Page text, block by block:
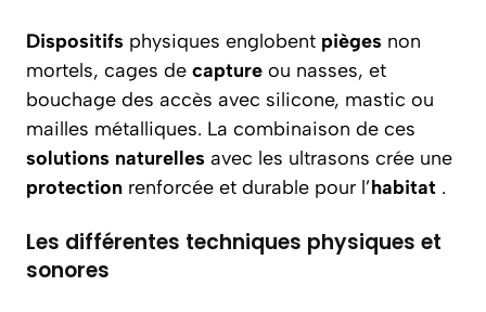
Dispositifs physiques englobent pièges non
mortels, cages de capture ou nasses, et
bouchage des accès avec silicone, mastic ou
mailles métalliques. La combinaison de ces
solutions naturelles avec les ultrasons crée une
protection renforcée et durable pour l’habitat .
Les différentes techniques physiques et
sonores